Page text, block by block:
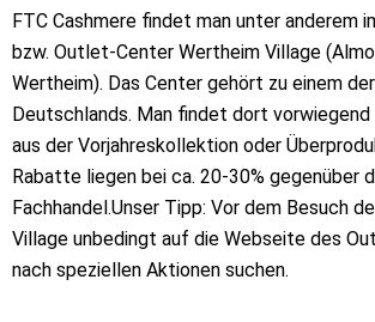
FTC Cashmere findet man unter anderem
bzw. Outlet-Center Wertheim Village
Wertheim). Das Center gehört zu einem
Deutschlands. Man findet dort vorwiegend
aus der Vorjahreskollektion oder
Rabatte liegen bei ca. 20-30% gegenüber
Fachhandel.Unser Tipp: Vor dem Besuch
Village unbedingt auf die Webseite des
nach speziellen Aktionen suchen.